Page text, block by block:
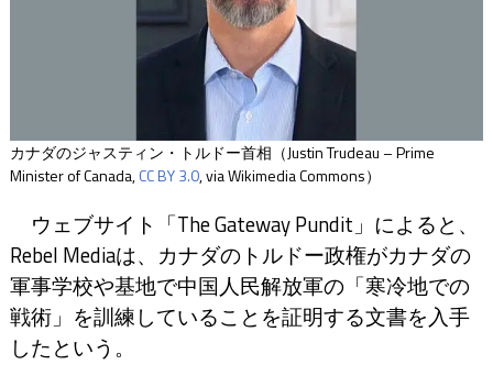
カナダのジャスティン・トルドー首相（Justin Trudeau – Prime
Minister of Canada,CC BY 3.0, via Wikimedia Commons）
ウェブサイト「The Gateway Pundit」によると、
Rebel Mediaは、カナダのトルドー政権がカナダの
軍事学校や基地で中国人民解放軍の「寒冷地での
戦術」を訓練していることを証明する文書を入手
したという。